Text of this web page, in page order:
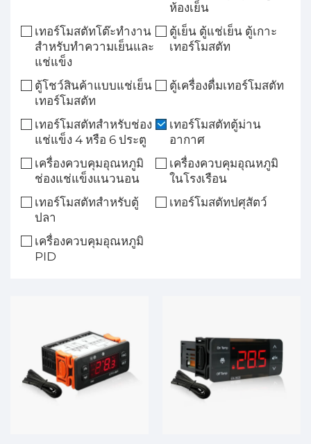
ห้องเย็น
เทอร์โมสตัทโต๊ะทำงาน
สำหรับทำความเย็นและ
แช่แข็ง
ตู้เย็น ตู้แช่เย็น ตู้เกาะ​
เทอร์โมสตัท
ตู้โชว์สินค้าแบบแช่เย็น
เทอร์โมสตัท
ตู้เครื่องดื่มเทอร์โมสตัท
เทอร์โมสตัทสำหรับช่อง
แช่แข็ง 4 หรือ 6 ประตู
เทอร์โมสตัทตู้ม่าน
อากาศ
เครื่องควบคุมอุณหภูมิ
ช่องแช่แข็งแนวนอน
เครื่องควบคุมอุณหภูมิ
ในโรงเรือน
เทอร์โมสตัทสำหรับตู้
ปลา
เทอร์โมสตัทปศุสัตว์
เครื่องควบคุมอุณหภูมิ
PID